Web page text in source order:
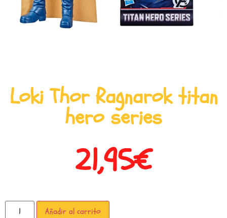
Loki Thor Ragnarok titan
hero series
21,95€
Añadir al carrito